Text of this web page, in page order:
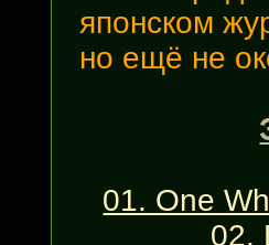
японском
но ещё не
01. One
02.